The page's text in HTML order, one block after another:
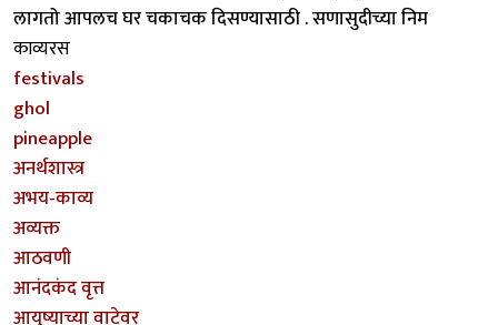
लागतो आपलच घर चकाचक दिसण्यासाठी . सणासुदीच्या निम
काव्यरस
festivals
ghol
pineapple
अनर्थशास्त्र
अभय-काव्य
अव्यक्त
आठवणी
आनंदकंद वृत्त
आयुष्याच्या वाटेवर